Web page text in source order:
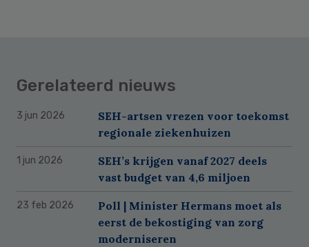
Gerelateerd nieuws
3 jun 2026
SEH-artsen vrezen voor toekomst
regionale ziekenhuizen
1 jun 2026
SEH’s krijgen vanaf 2027 deels
vast budget van 4,6 miljoen
23 feb 2026
Poll | Minister Hermans moet als
eerst de bekostiging van zorg
moderniseren